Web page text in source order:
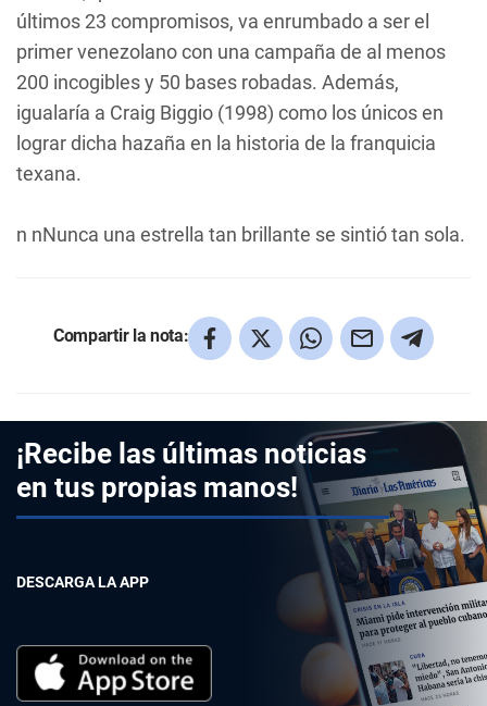
últimos 23 compromisos, va enrumbado a ser el
primer venezolano con una campaña de al menos
200 incogibles y 50 bases robadas. Además,
igualaría a Craig Biggio (1998) como los únicos en
lograr dicha hazaña en la historia de la franquicia
texana.
n nNunca una estrella tan brillante se sintió tan sola.
Compartir la nota:
¡Recibe las últimas noticias
en tus propias manos!
DESCARGA LA APP